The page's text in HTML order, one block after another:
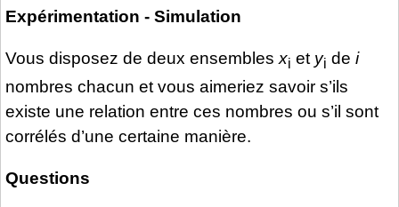
Expérimentation - Simulation
Vous disposez de deux ensemblesxi et yi de i
nombres chacun et vous aimeriez savoir s’ils
existe une relation entre ces nombres ou s’il sont
corrélés d’une certaine manière.
Questions